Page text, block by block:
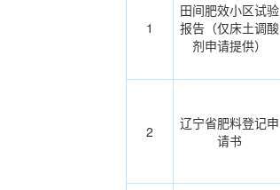
1
田间肥效小区试验
报告（仅床土调酸
剂申请提供）
2
辽宁省肥料登记申
请书